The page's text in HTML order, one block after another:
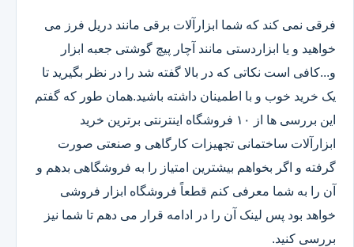
فرقی نمی کند که شما ابزارآلات برقی مانند دریل فرز می
خواهید و یا ابزاردستی مانند آچار پیچ گوشتی جعبه ابزار
و...کافی است نکاتی که در بالا گفته شد را در نظر بگیرید تا
یک خرید خوب و با اطمینان داشته باشید.همان طور که گفتم
این بررسی ها از ۱۰ فروشگاه اینترنتی برترین خرید
ابزارآلات ساختمانی تجهیزات کارگاهی و صنعتی صورت
گرفته و اگر بخواهم بیشترین امتیاز را به فروشگاهی بدهم و
آن را به شما معرفی کنم قطعاً فروشگاه ابزار فروشی
خواهد بود پس لینک آن را در ادامه قرار می دهم تا شما نیز
بررسی کنید.